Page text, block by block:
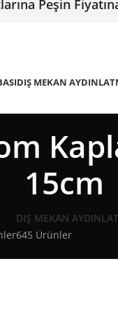
Peşin
DIŞ MEKAN
15cm
DIŞ MEKAN
645 Ürünler